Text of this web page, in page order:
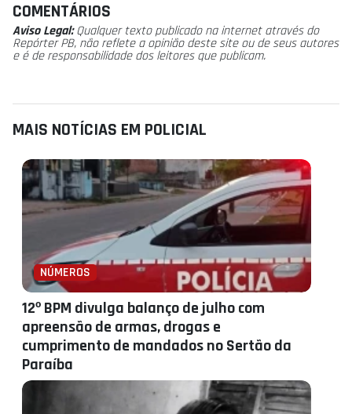
COMENTÁRIOS
Aviso Legal:Qualquer texto publicado na internet através do
Repórter PB, não reflete a opinião deste site ou de seus autores
e é de responsabilidade dos leitores que publicam.
MAIS NOTÍCIAS EM POLICIAL
NÚMEROS
12º BPM divulga balanço de julho com
apreensão de armas, drogas e
cumprimento de mandados no Sertão da
Paraíba